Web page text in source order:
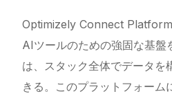
Optimizely Connect Platform
AIツールのための強固な基盤
は、スタック全体でデータを
きる。このプラットフォーム